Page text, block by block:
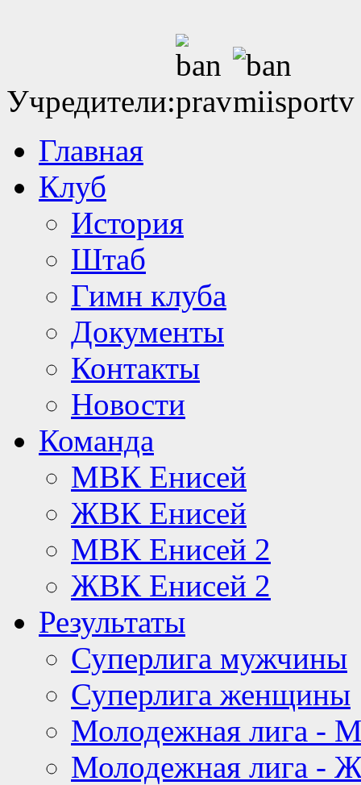
Учредители:
Главная
Клуб
История
Штаб
Гимн клуба
Документы
Контакты
Новости
Команда
МВК Енисей
ЖВК Енисей
МВК Енисей 2
ЖВК Енисей 2
Результаты
Суперлига мужчины
Суперлига женщины
Молодежная лига -
Молодежная лига -